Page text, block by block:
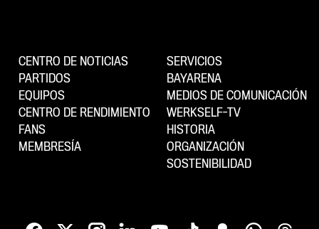
CENTRO DE NOTICIAS
PARTIDOS
EQUIPOS
CENTRO DE RENDIMIENTO
FANS
MEMBRESÍA
SERVICIOS
BAYARENA
MEDIOS DE COMUNICACIÓN
WERKSELF-TV
HISTORIA
ORGANIZACIÓN
SOSTENIBILIDAD